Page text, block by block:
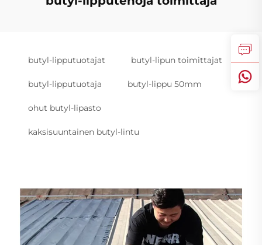
butyl-lipputuotajat butyl-lipun toimittajat
butyl-lipputuotaja butyl-lippu 50mm
ohut butyl-lipasto
kaksisuuntainen butyl-lintu